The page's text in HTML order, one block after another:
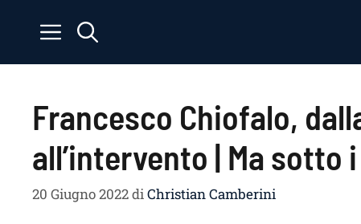
contenuto
Francesco Chiofalo,
all’intervento | Ma sotto
20 Giugno 2022di Christian Camberini